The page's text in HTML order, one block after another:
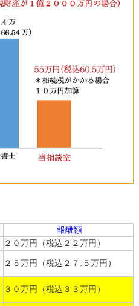
報酬額
２０万円（税込２２万円）
２５万円（税込２７.５万円）
３０万円（税込３３万円）